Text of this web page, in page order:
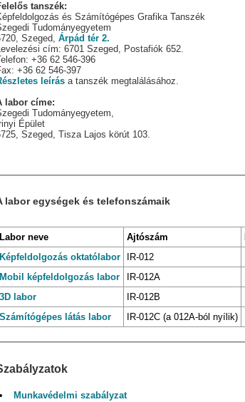
tanszék:
és Számítógépes Grafika Tanszék
Tudományegyetem
Szeged, Árpád tér 2.
cím: 6701 Szeged, Postafiók 652.
+36 62 546-396
+36 62 546-397
leírás a tanszék megtalálásához.
labor címe:
Tudományegyetem,
Épület
Szeged, Tisza Lajos körút 103.
labor egységek és telefonszámaik
Labor neve Ajtószám
Képfeldolgozás oktatólabor
IR-012
Mobil képfeldolgozás labor
IR-012A
3D labor
IR-012B
Számítógépes látás labor
IR-012C (a 012A-ból nyílik)
Munkavédelmi szabályzat